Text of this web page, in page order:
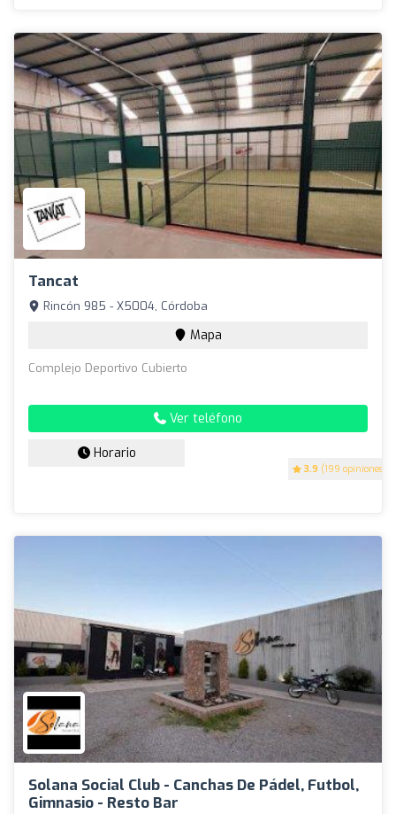
Tancat
3.9 (199 opiniones)
Rincón 985 - X5004, Córdoba
Mapa
Complejo Deportivo Cubierto
Ver teléfono
Horario
Solana Social Club - Canchas De Pádel, Futbol,
Gimnasio - Resto Bar